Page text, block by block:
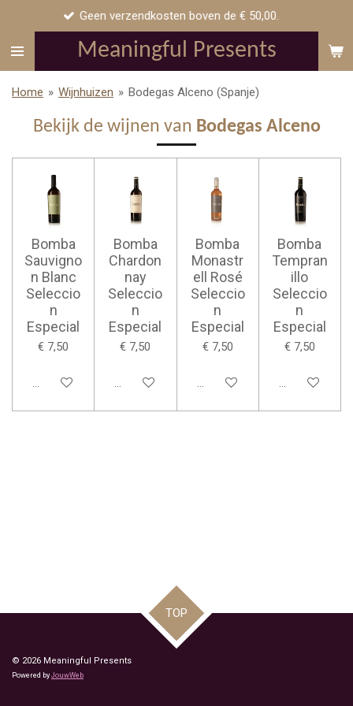
naar
hoofdinhoud
Meaningful Presents
Geen verzendkosten boven de € 50,00.
Home » Wijnhuizen » Bodegas Alceno (Spanje)
Bekijk de wijnen van Bodegas Alceno
Bomba
Sauvigno
n Blanc
Seleccio
n
Especial
€ 7,50
Bekijk details
Bomba
Chardon
nay
Seleccio
n
Especial
€ 7,50
Bekijk details
Bomba
Monastr
ell Rosé
Seleccio
n
Especial
€ 7,50
Bekijk details
Bomba
Tempran
illo
Seleccio
n
Especial
€ 7,50
Bekijk details
TOP
© 2026 Meaningful Presents
Powered by JouwWeb